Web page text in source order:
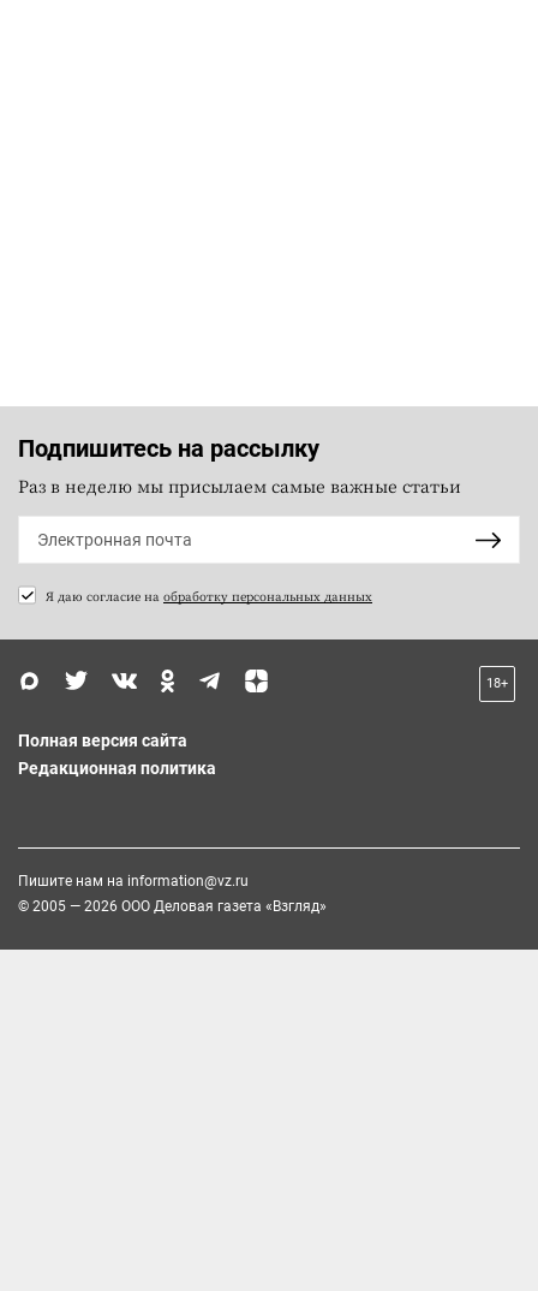
Подпишитесь на рассылку
Раз в неделю мы присылаем самые важные статьи
Я даю согласие на обработку персональных данных
18+
Полная версия сайта
Редакционная политика
Пишите нам на information@vz.ru
© 2005 — 2026 ООО Деловая газета «Взгляд»